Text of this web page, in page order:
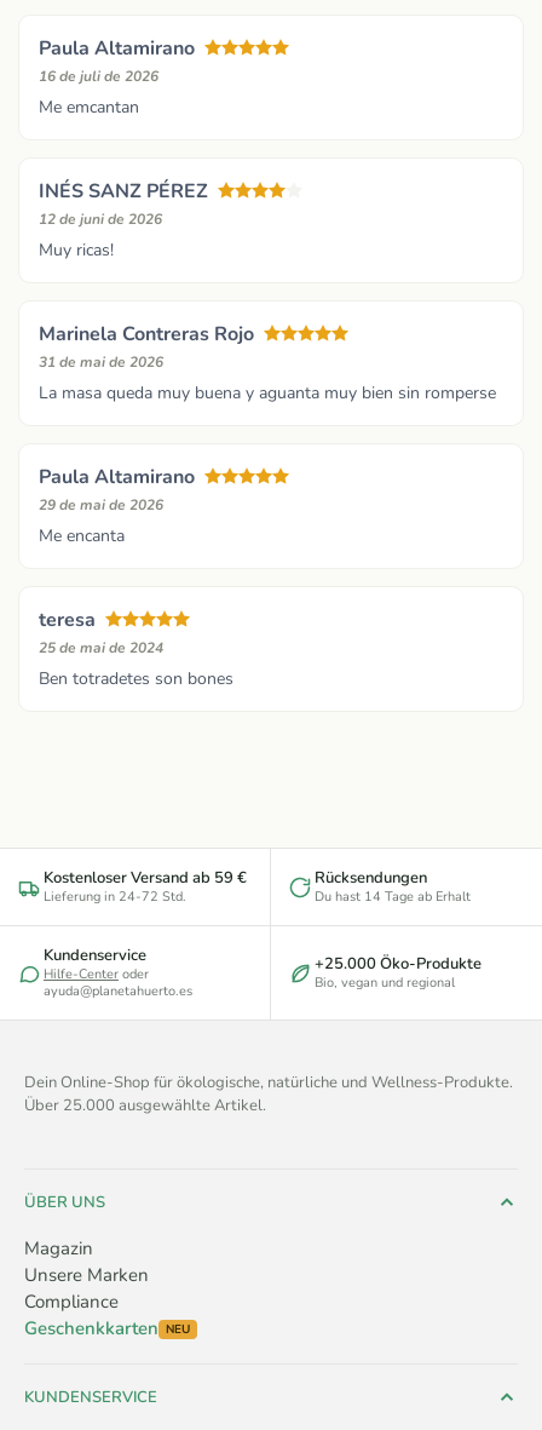
Paula Altamirano
16 de juli de 2026
Me emcantan
INÉS SANZ PÉREZ
12 de juni de 2026
Muy ricas!
Marinela Contreras Rojo
31 de mai de 2026
La masa queda muy buena y aguanta muy bien sin romperse
Paula Altamirano
29 de mai de 2026
Me encanta
teresa
25 de mai de 2024
Ben totradetes son bones
Kostenloser Versand ab 59 €
Lieferung in 24-72 Std.
Rücksendungen
Du hast 14 Tage ab Erhalt
Kundenservice
Hilfe-Center oder
ayuda@planetahuerto.es
+25.000 Öko-Produkte
Bio, vegan und regional
Dein Online-Shop für ökologische, natürliche und Wellness-Produkte.
Über 25.000 ausgewählte Artikel.
ÜBER UNS
Magazin
Unsere Marken
Compliance
Geschenkkarten NEU
KUNDENSERVICE